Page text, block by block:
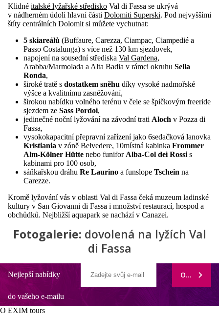
Klidné italské lyžařské středisko Val di Fassa se ukrývá
v nádherném údolí hlavní části Dolomiti Superski. Pod nejvyššími
štíty centrálních Dolomit si můžete vychutnat:
5 skiareálů (Buffaure, Carezza, Ciampac, Ciampedié a
Passo Costalunga) s více než 130 km sjezdovek,
napojení na sousední střediska Val Gardena,
Arabba/Marmolada a Alta Badia v rámci okruhu Sella
Ronda,
široké tratě s dostatkem sněhu díky vysoké nadmořské
výšce a kvalitnímu zasněžování,
širokou nabídku volného terénu v čele se špičkovým freeride
sjezdem ze Sass Pordoi,
jedinečné noční lyžování na závodní trati Aloch v Pozza di
Fassa,
vysokokapacitní přepravní zařízení jako 6sedačková lanovka
Kristiania v zóně Belvedere, 10místná kabinka Frommer
Alm-Kölner Hütte nebo funifor Alba-Col dei Rossi s
kabinami pro 100 osob,
sáňkařskou dráhu Re Laurino a funslope Tschein na
Carezze.
Kromě lyžování vás v oblasti Val di Fassa čeká muzeum ladinské
kultury v San Giovanni di Fassa i množství restaurací, hospod a
obchůdků. Nejbližší aquapark se nachází v Canazei.
Fotogalerie: dovolená na lyžích Val
di Fassa
Nejlepší nabídky
do vašeho e-mailu
ODEBÍRAT
O EXIM tours